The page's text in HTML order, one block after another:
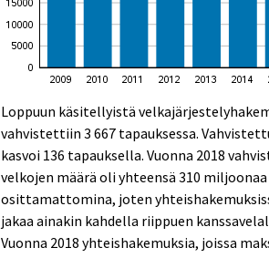
Loppuun käsitellyistä
vahvistettiin 3 667 tapauksessa.
kasvoi 136 tapauksella. Vuonna 2018
velkojen määrä oli yhteensä 310
osittamattomina, joten
jakaa ainakin kahdella riippuen
Vuonna 2018 yhteishakemuksia, joissa